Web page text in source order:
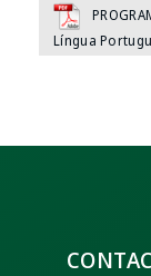
Língua